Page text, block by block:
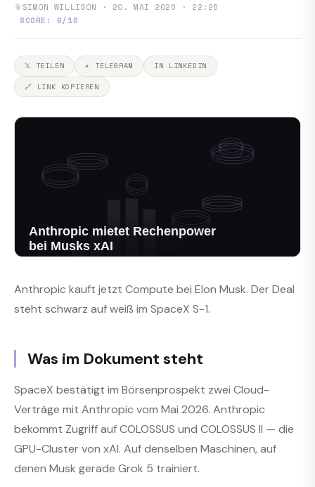
📎SIMON WILLISON · 20. MAI 2026 · 22:26
SCORE: 6/10
𝕏 TEILEN ✈ TELEGRAM
IN LINKEDIN
🔗 LINK KOPIEREN
Anthropic kauft jetzt Compute bei Elon Musk. Der Deal
steht schwarz auf weiß im SpaceX S-1.
Was im Dokument steht
SpaceX bestätigt im Börsenprospekt zwei Cloud-
Verträge mit Anthropic vom Mai 2026. Anthropic
bekommt Zugriff auf COLOSSUS und COLOSSUS II — die
GPU-Cluster von xAI. Auf denselben Maschinen, auf
denen Musk gerade Grok 5 trainiert.